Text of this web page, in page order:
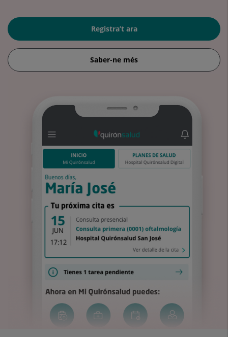
Registra’t ara
Saber-ne més